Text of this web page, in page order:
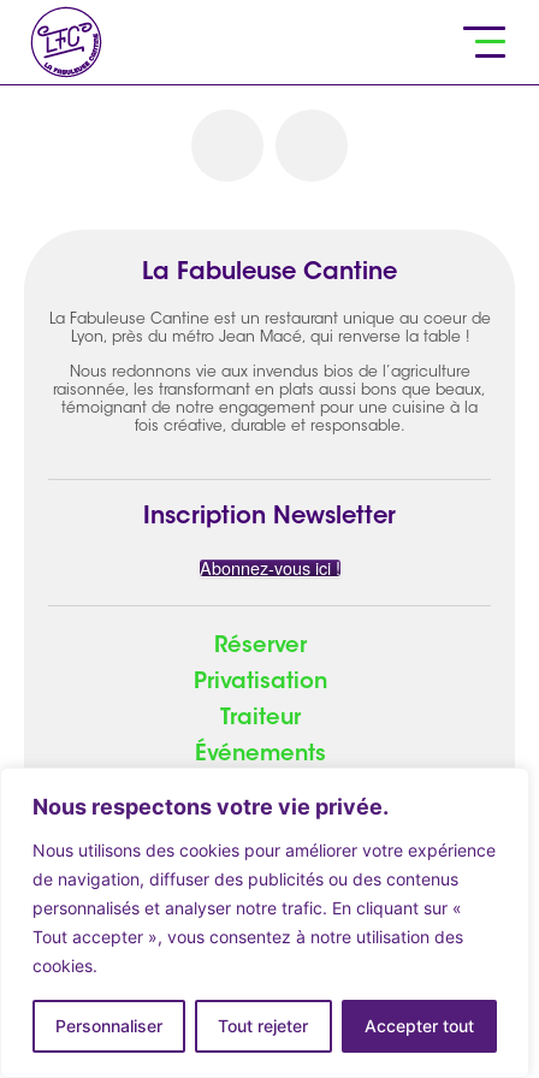
Nous respectons votre vie privée.
Nous utilisons des cookies pour améliorer votre expérience
de navigation, diffuser des publicités ou des contenus
personnalisés et analyser notre trafic. En cliquant sur «
Tout accepter », vous consentez à notre utilisation des
cookies.
Personnaliser Tout rejeter Accepter tout
Réserver
La Fabuleuse Cantine
La Fabuleuse Cantine est un restaurant unique au coeur de
Lyon, près du métro Jean Macé, qui renverse la table !
Nous redonnons vie aux invendus bios de l’agriculture
raisonnée, les transformant en plats aussi bons que beaux,
témoignant de notre engagement pour une cuisine à la
fois créative, durable et responsable.
Inscription Newsletter
Abonnez-vous ici !
Réserver
Privatisation
Traiteur
Événements
© 2026 ATOME.red | Mentions Légales